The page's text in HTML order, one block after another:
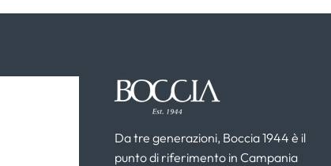
Da tre generazioni, Boccia 1944 è il
punto di riferimento in Campania